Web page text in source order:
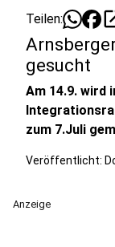
Teilen:
gesucht
Am 14.9. wird
zum 7.Juli
Veröffentlicht:
Anzeige